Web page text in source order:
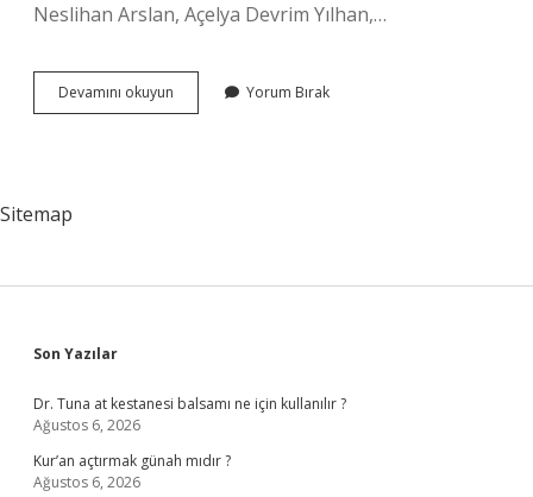
Neslihan Arslan, Açelya Devrim Yılhan,…
Devamını okuyun
Gürbüz
Yorum Bırak
Sitemap
Sidebar
Son Yazılar
Dr. Tuna at kestanesi balsamı ne için kullanılır ?
Ağustos 6, 2026
Kur’an açtırmak günah mıdır ?
Ağustos 6, 2026